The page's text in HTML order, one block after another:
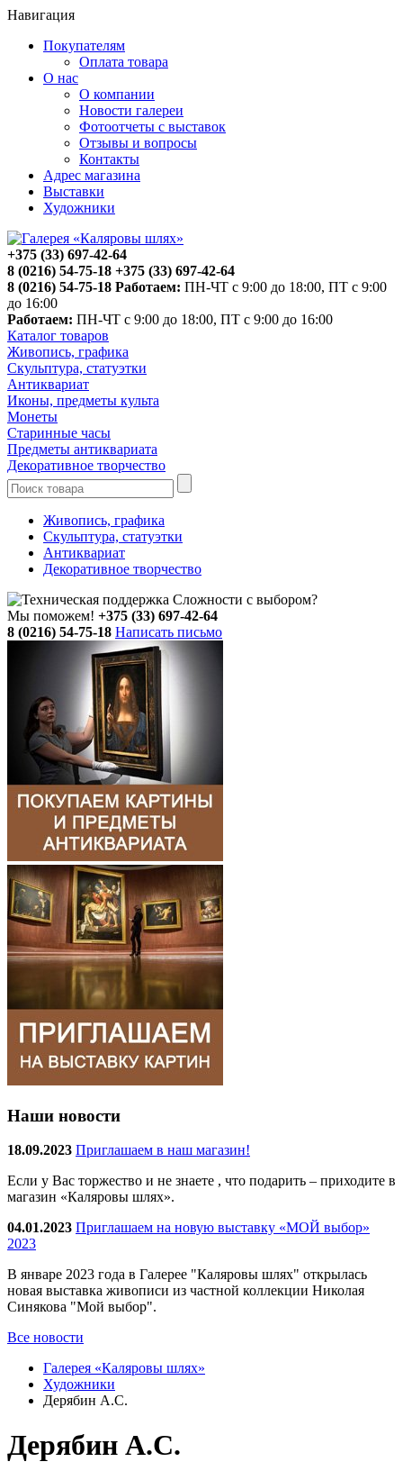
Навигация
Покупателям
Оплата товара
О нас
О компании
Новости галереи
Фотоотчеты с выставок
Отзывы и вопросы
Контакты
Адрес магазина
Выставки
Художники
+375 (33) 697-42-64
8 (0216) 54-75-18 +375 (33) 697-42-64
8 (0216) 54-75-18 Работаем: ПН-ЧТ с 9:00 до 18:00, ПТ с 9:00
до 16:00
Работаем: ПН-ЧТ с 9:00 до 18:00, ПТ с 9:00 до 16:00
Каталог товаров
Живопись, графика
Скульптура, статуэтки
Антиквариат
Иконы, предметы культа
Монеты
Старинные часы
Предметы антиквариата
Декоративное творчество
Живопись, графика
Скульптура, статуэтки
Антиквариат
Декоративное творчество
Сложности с выбором?
Мы поможем! +375 (33) 697-42-64
8 (0216) 54-75-18 Написать письмо
Наши новости
18.09.2023 Приглашаем в наш магазин!
Если у Вас торжество и не знаете , что подарить – приходите в
магазин «Каляровы шлях».
04.01.2023 Приглашаем на новую выставку «МОЙ выбор»
2023
В январе 2023 года в Галерее "Каляровы шлях" открылась
новая выставка живописи из частной коллекции Николая
Синякова "Мой выбор".
Все новости
Галерея «Каляровы шлях»
Художники
Дерябин А.С.
Дерябин А.С.